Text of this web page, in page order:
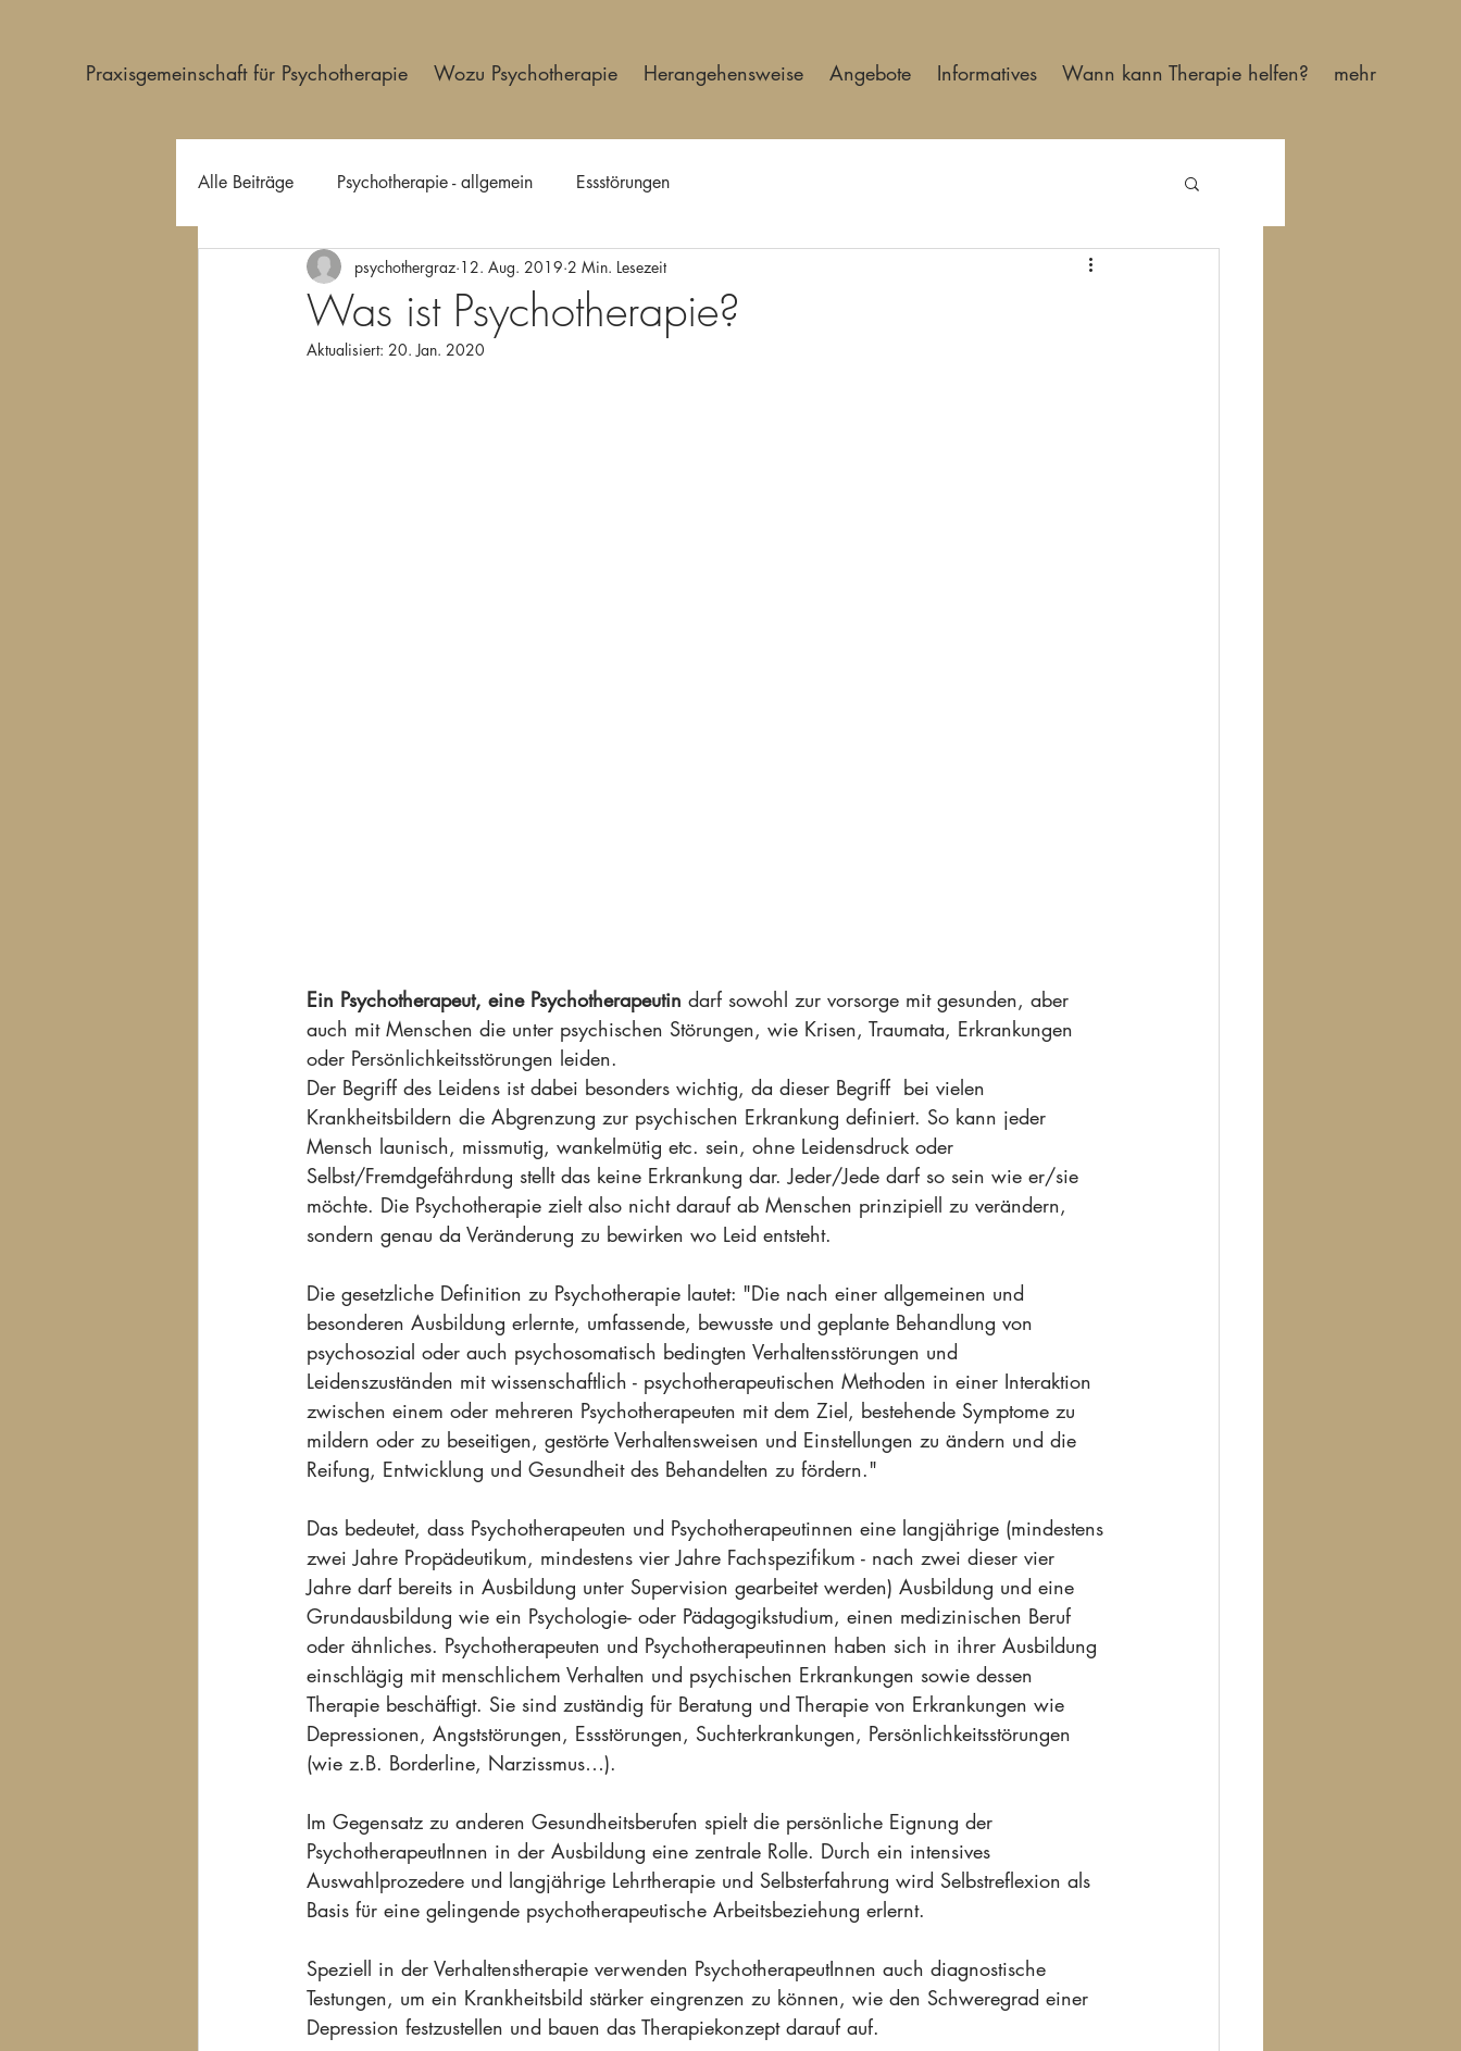
Praxisgemeinschaft für Psychotherapie Wozu Psychotherapie Herangehensweise Angebote Informatives Wann kann Therapie helfen? mehr
Alle Beiträge Psychotherapie - allgemein Essstörungen
Was ist Psychotherapie?
psychothergraz 12. Aug. 2019 2 Min. Lesezeit
Aktualisiert: 20. Jan. 2020
Ein Psychotherapeut, eine Psychotherapeutin darf sowohl zur vorsorge mit gesunden, aber
auch mit Menschen die unter psychischen Störungen, wie Krisen, Traumata, Erkrankungen
oder Persönlichkeitsstörungen leiden.
Der Begriff des Leidens ist dabei besonders wichtig, da dieser Begriff  bei vielen
Krankheitsbildern die Abgrenzung zur psychischen Erkrankung definiert. So kann jeder
Mensch launisch, missmutig, wankelmütig etc. sein, ohne Leidensdruck oder
Selbst/Fremdgefährdung stellt das keine Erkrankung dar. Jeder/Jede darf so sein wie er/sie
möchte. Die Psychotherapie zielt also nicht darauf ab Menschen prinzipiell zu verändern,
sondern genau da Veränderung zu bewirken wo Leid entsteht.
Die gesetzliche Definition zu Psychotherapie lautet: "Die nach einer allgemeinen und
besonderen Ausbildung erlernte, umfassende, bewusste und geplante Behandlung von
psychosozial oder auch psychosomatisch bedingten Verhaltensstörungen und
Leidenszuständen mit wissenschaftlich - psychotherapeutischen Methoden in einer Interaktion
zwischen einem oder mehreren Psychotherapeuten mit dem Ziel, bestehende Symptome zu
mildern oder zu beseitigen, gestörte Verhaltensweisen und Einstellungen zu ändern und die
Reifung, Entwicklung und Gesundheit des Behandelten zu fördern."
Das bedeutet, dass Psychotherapeuten und Psychotherapeutinnen eine langjährige (mindestens
zwei Jahre Propädeutikum, mindestens vier Jahre Fachspezifikum - nach zwei dieser vier
Jahre darf bereits in Ausbildung unter Supervision gearbeitet werden) Ausbildung und eine
Grundausbildung wie ein Psychologie- oder Pädagogikstudium, einen medizinischen Beruf
oder ähnliches. Psychotherapeuten und Psychotherapeutinnen haben sich in ihrer Ausbildung
einschlägig mit menschlichem Verhalten und psychischen Erkrankungen sowie dessen
Therapie beschäftigt. Sie sind zuständig für Beratung und Therapie von Erkrankungen wie
Depressionen, Angststörungen, Essstörungen, Suchterkrankungen, Persönlichkeitsstörungen
(wie z.B. Borderline, Narzissmus…).
Im Gegensatz zu anderen Gesundheitsberufen spielt die persönliche Eignung der
PsychotherapeutInnen in der Ausbildung eine zentrale Rolle. Durch ein intensives
Auswahlprozedere und langjährige Lehrtherapie und Selbsterfahrung wird Selbstreflexion als
Basis für eine gelingende psychotherapeutische Arbeitsbeziehung erlernt.
Speziell in der Verhaltenstherapie verwenden PsychotherapeutInnen auch diagnostische
Testungen, um ein Krankheitsbild stärker eingrenzen zu können, wie den Schweregrad einer
Depression festzustellen und bauen das Therapiekonzept darauf auf.